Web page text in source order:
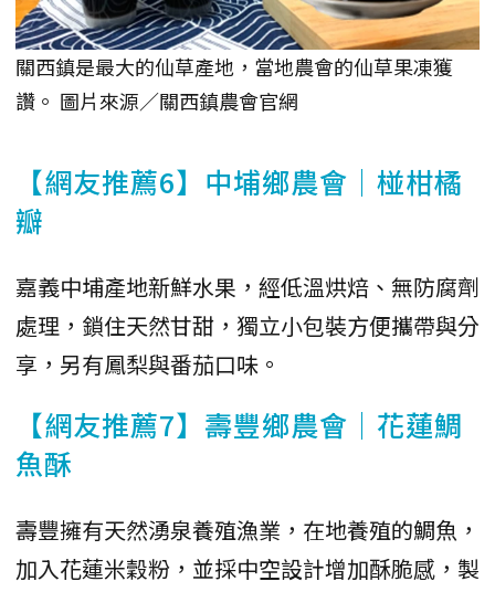
關西鎮是最大的仙草產地，當地農會的仙草果凍獲
讚。 圖片來源／關西鎮農會官網
【網友推薦6】中埔鄉農會｜椪柑橘
瓣
嘉義中埔產地新鮮水果，經低溫烘焙、無防腐劑
處理，鎖住天然甘甜，獨立小包裝方便攜帶與分
享，另有鳳梨與番茄口味。
【網友推薦7】壽豐鄉農會｜花蓮鯛
魚酥
壽豐擁有天然湧泉養殖漁業，在地養殖的鯛魚，
加入花蓮米穀粉，並採中空設計增加酥脆感，製